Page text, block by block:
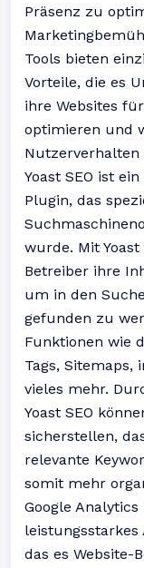
Präsenz zu
Tools bieten
Vorteile, die es
ihre Websites
optimieren und
Nutzerverhalten
Yoast SEO ist
Plugin, das
wurde. Mit Yoast
Betreiber ihre
um in den
gefunden zu
Funktionen wie
Tags, Sitemaps,
vieles mehr.
Yoast SEO
sicherstellen,
relevante
somit mehr
Google
leistungsstarkes
das es Website-